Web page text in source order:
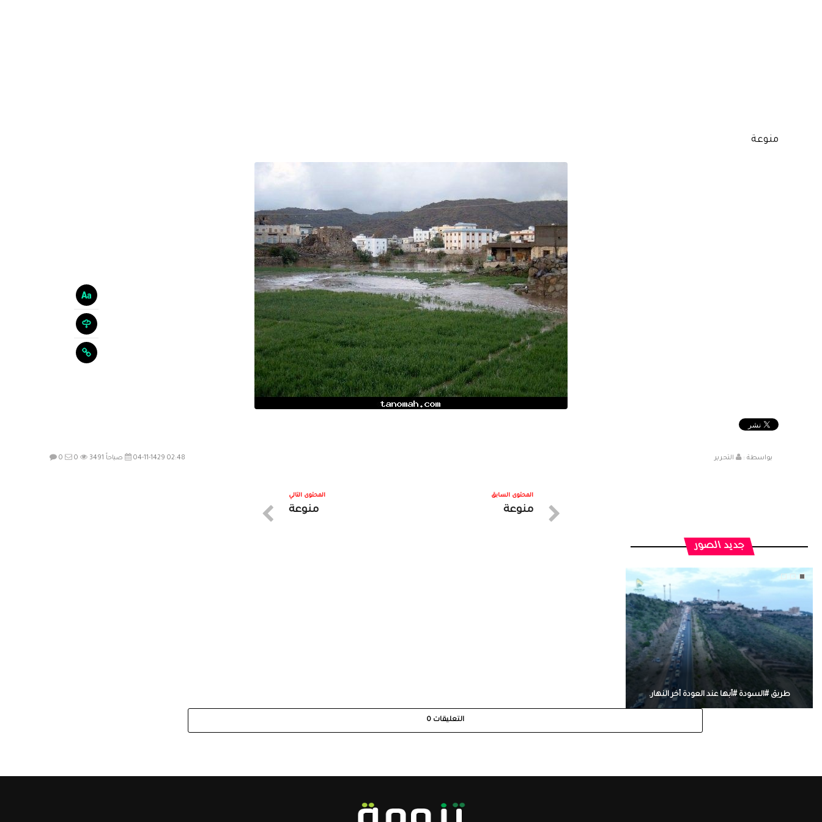
منوعة
بواسطة : التحرير 04-11-1429 02:48 صباحاً 0 0 3491
المحتوى السابق
منوعة
المحتوى التالي
منوعة
جديد الصور
طريق #السودة #أبها عند العودة أخر النهار.
التعليقات 0